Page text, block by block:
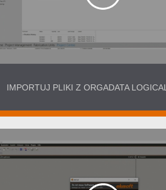
IMPORTUJ PLIKI Z ORGADATA LOGICAL